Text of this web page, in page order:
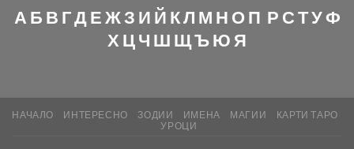
А Б В ГДЕЖЗ И Й КЛ М Н О П Р СТУФ
Х ЦЧ Ш ЩЪЮ Я
НАЧАЛО ИНТЕРЕСНО ЗОДИИ ИМЕНА МАГИИ
КАРТИ ТАРО
УРОЦИ